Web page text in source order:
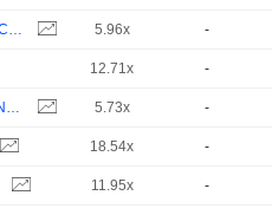
INDUSTRIAL AND COMMERCIAL BANK OF CHINA LIMITED 5.96x -
12.71x -
CHINA CONSTRUCTION BANK CORPORATION 5.73x -
18.54x -
11.95x -